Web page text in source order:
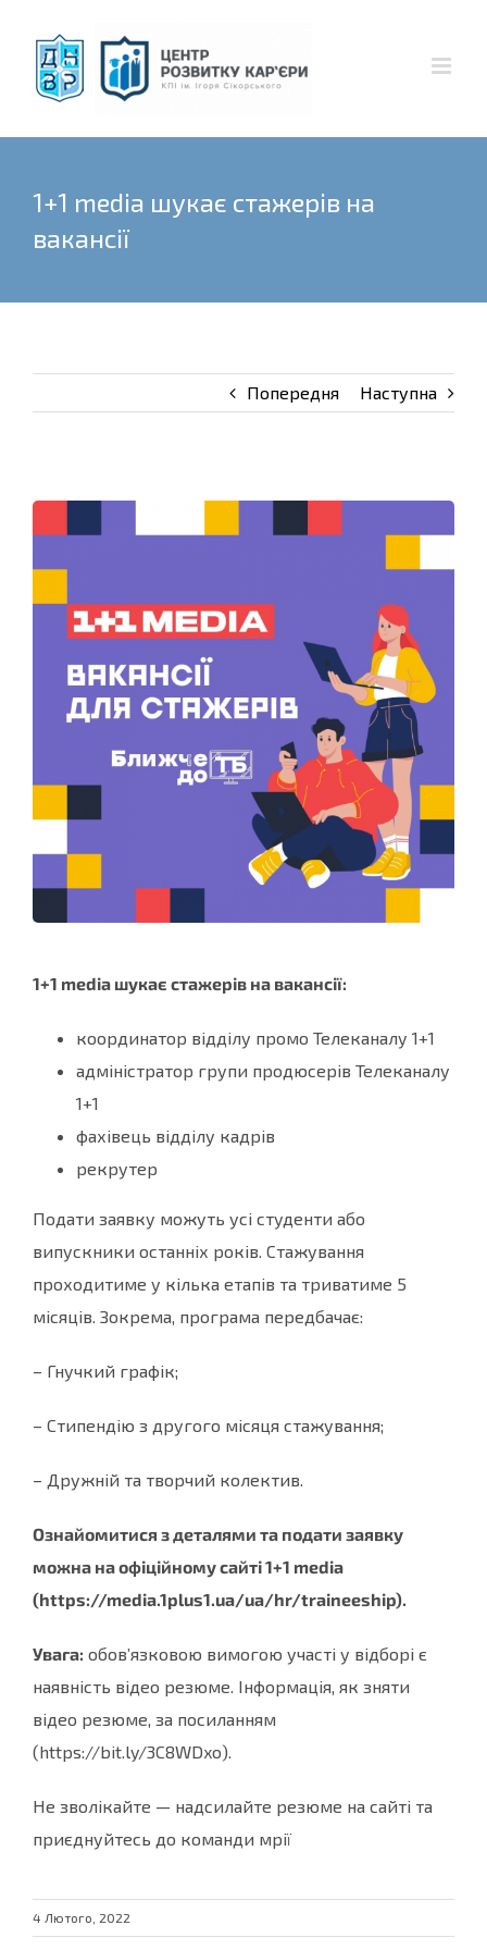
content
1+1 media шукає стажерів на
вакансії
Попередня Наступна
1+1 media шукає стажерів на вакансії:
координатор відділу промо Телеканалу 1+1
адміністратор групи продюсерів Телеканалу
1+1
фахівець відділу кадрів
рекрутер
Подати заявку можуть усі студенти або
випускники останніх років. Стажування
проходитиме у кілька етапів та триватиме 5
місяців. Зокрема, програма передбачає:
– Гнучкий графік;
– Стипендію з другого місяця стажування;
– Дружній та творчий колектив.
Ознайомитися з деталями та подати заявку
можна на офіційному сайті 1+1 media
(https://media.1plus1.ua/ua/hr/traineeship).
Увага: обов’язковою вимогою участі у відборі є
наявність відео резюме. Інформація, як зняти
відео резюме, за посиланням
(https://bit.ly/3C8WDxo).
Не зволікайте — надсилайте резюме на сайті та
приєднуйтесь до команди мрії
4 Лютого, 2022